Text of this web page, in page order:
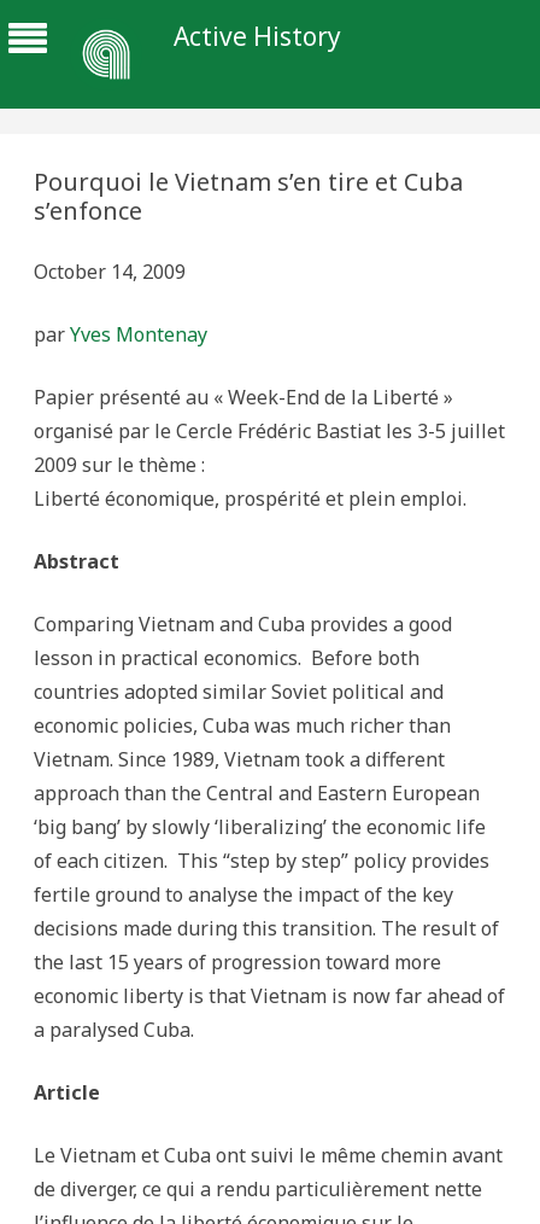
Active History
Pourquoi le Vietnam s’en tire et Cuba
s’enfonce
October 14, 2009
parYves Montenay
Papier présenté au « Week-End de la Liberté »
organisé par le Cercle Frédéric Bastiat les 3-5 juillet
2009 sur le thème :
Liberté économique, prospérité et plein emploi.
Abstract
Comparing Vietnam and Cuba provides a good
lesson in practical economics. Before both
countries adopted similar Soviet political and
economic policies, Cuba was much richer than
Vietnam. Since 1989, Vietnam took a different
approach than the Central and Eastern European
‘big bang’ by slowly ‘liberalizing’ the economic life
of each citizen. This “step by step” policy provides
fertile ground to analyse the impact of the key
decisions made during this transition. The result of
the last 15 years of progression toward more
economic liberty is that Vietnam is now far ahead of
a paralysed Cuba.
Article
Le Vietnam et Cuba ont suivi le même chemin avant
de diverger, ce qui a rendu particulièrement nette